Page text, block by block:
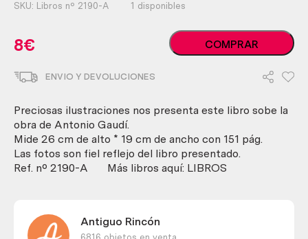
SKU: Libros nº 2190-A 1 disponibles
8€
Libro
ANTONIO
cantidad
COMPRAR
ENVIO Y DEVOLUCIONES
Preciosas ilustraciones nos presenta este libro sobe la
obra de Antonio Gaudí.
Mide 26 cm de alto * 19 cm de ancho con 151 pág.
Las fotos son fiel reflejo del libro presentado.
Ref. nº 2190-A Más libros aquí: LIBROS
Antiguo Rincón